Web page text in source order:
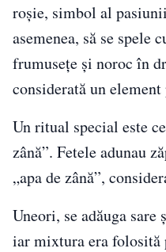
roșie, simbol al
asemenea, să se spele
frumusețe și noroc în
considerată un
Un ritual special este
zână”. Fetele adunau
„apa de zână”,
Uneori, se adăuga
iar mixtura era folosită